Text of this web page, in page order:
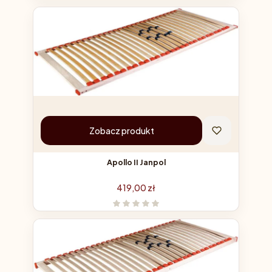
Zobacz produkt
Apollo II Janpol
Cena
419,00 zł